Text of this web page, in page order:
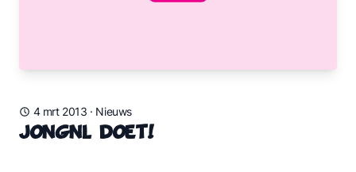
4 mrt 2013 · Nieuws
JongNL doet!